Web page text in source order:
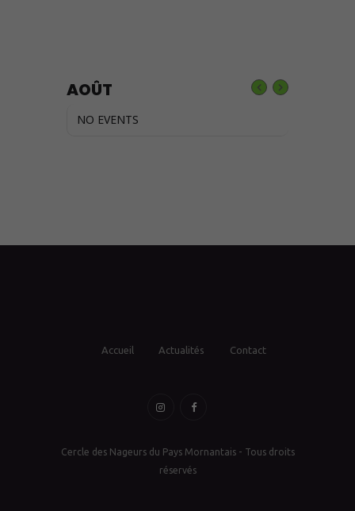
AOÛT
NO EVENTS
Accueil Actualités Contact
Cercle des Nageurs du Pays Mornantais - Tous droits
réservés